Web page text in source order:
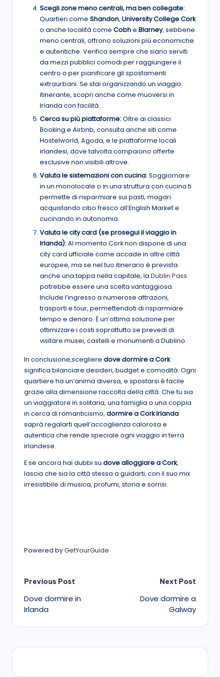
Scegli zone meno centrali, ma ben collegate:
Quartieri come Shandon, University College Cork
o anche località come Cobhe Blarney, sebbene
meno centrali, offrono soluzioni più economiche
e autentiche. Verifica sempre che siano serviti
da mezzi pubblici comodi per raggiungere il
centro o per pianificare gli spostamenti
extraurbani. Se stai organizzando un viaggio
itinerante, scopri anche come muoversi in
Irlanda con facilità.
Cerca su più piattaforme:Oltre ai classici
Booking e Airbnb, consulta anche siti come
Hostelworld, Agoda, e le piattaforme locali
irlandesi, dove talvolta compaiono offerte
esclusive non visibili altrove.
Valuta le sistemazioni con cucina:Soggiornare
in un monolocale o in una struttura con cucina ti
permette di risparmiare sui pasti, magari
acquistando cibo fresco all’English Market e
cucinando in autonomia.
Valuta le city card (se prosegui il viaggio in
Irlanda):Al momento Cork non dispone di una
city card ufficiale come accade in altre città
europee, ma se nel tuo itinerario è prevista
anche una tappa nella capitale, la Dublin Pass
potrebbe essere una scelta vantaggiosa.
Include l’ingresso a numerose attrazioni,
trasporti e tour, permettendoti di risparmiare
tempo e denaro. È un’ottima soluzione per
ottimizzare i costi soprattutto se prevedi di
visitare musei, castelli e monumenti a Dublino.
In conclusione,scegliere dove dormire a Cork
significa bilanciare desideri, budget e comodità. Ogni
quartiere ha un’anima diversa, e spostarsi è facile
grazie alla dimensione raccolta della città. Che tu sia
un viaggiatore in solitaria, una famiglia o una coppia
in cerca di romanticismo, dormire a Cork Irlanda
saprà regalarti quell’accoglienza calorosa e
autentica che rende speciale ogni viaggio in terra
irlandese.
E se ancora hai dubbi su dove alloggiare a Cork,
lascia che sia la città stessa a guidarti, con il suo mix
irresistibile di musica, profumi, storia e sorrisi.
Powered byGetYourGuide
Post
navigation
Previous Post
Dove dormire in
Irlanda
Next Post
Dove dormire a
Galway